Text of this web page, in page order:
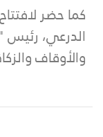
كما حضر
الدرعي، رئيس
والأوقاف